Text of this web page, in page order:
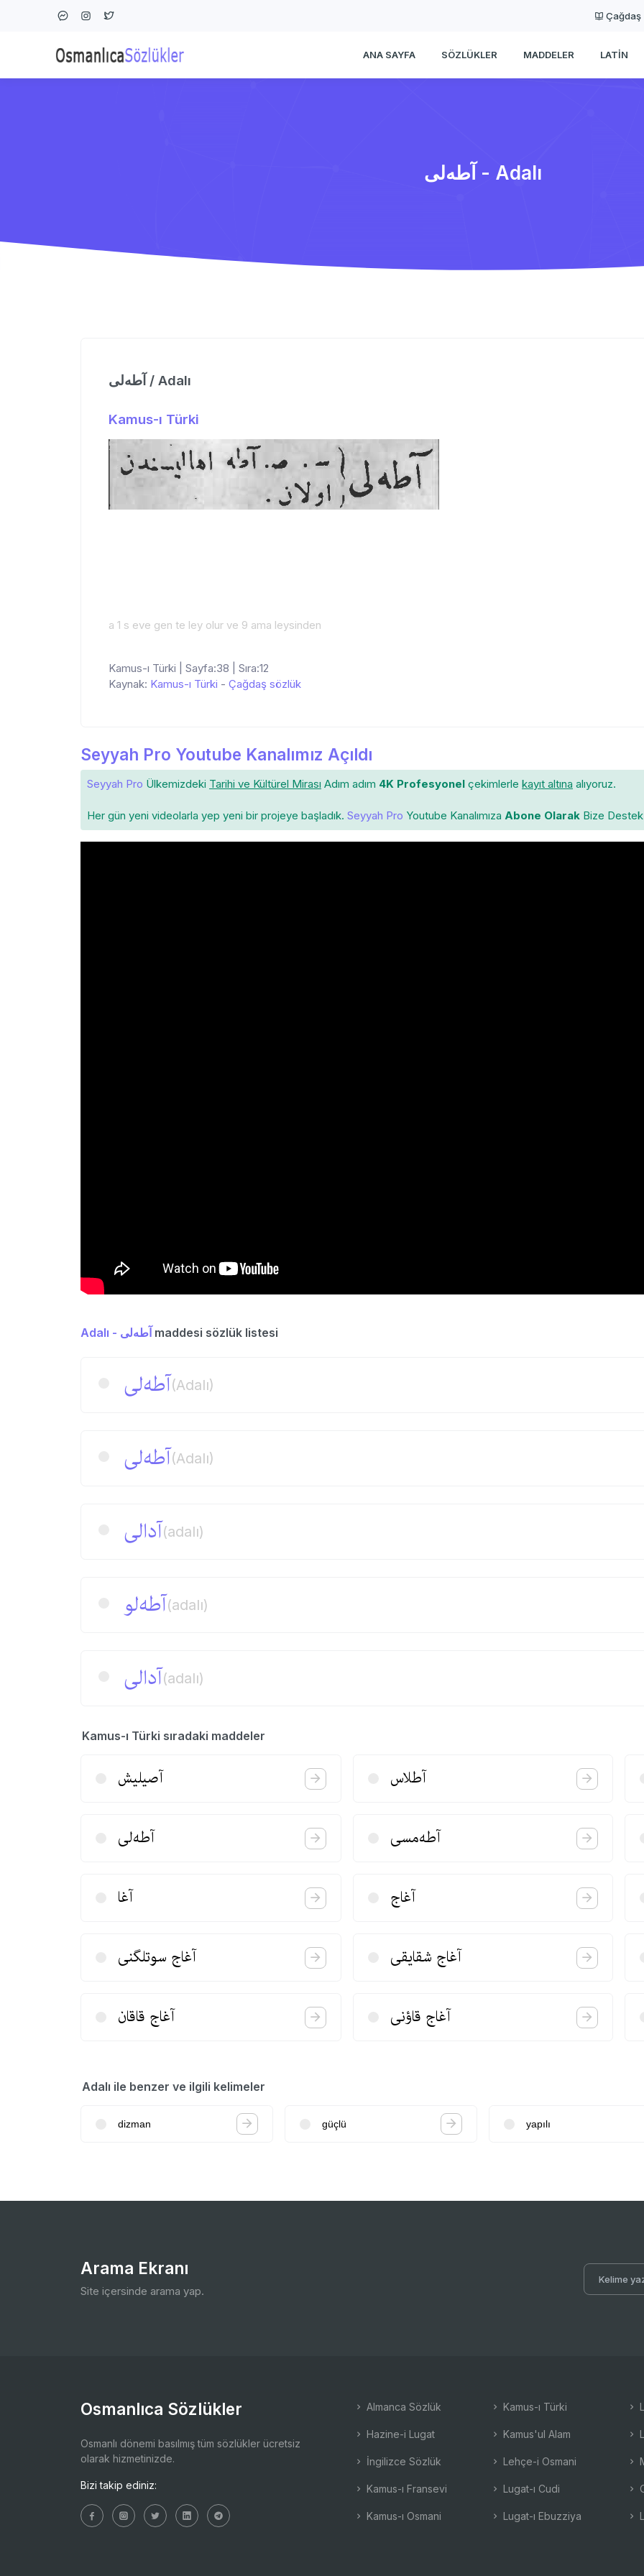
Çağdaş
ANA SAYFA SÖZLÜKLER MADDELER LATIN
آطه‌لی - Adalı
آطه‌لی / Adalı
Kamus-ı Türki
a 1 s eve gen te ley olur ve 9 ama leysinden
Kamus-ı Türki | Sayfa:38 | Sıra:12
Kaynak: Kamus-ı Türki - Çağdaş sözlük
Seyyah Pro Youtube Kanalımız Açıldı
Seyyah Pro Ülkemizdeki Tarihi ve Kültürel Mirası Adım adım 4K Profesyonel çekimlerle kayıt altına alıyoruz.
Her gün yeni videolarla yep yeni bir projeye başladık. Seyyah Pro Youtube Kanalımıza Abone Olarak Bize Destek
Adalı - آطه‌لی maddesi sözlük listesi
آطه‌لی(Adalı)
آطه‌لی(Adalı)
آدالی(adalı)
آطه‌لو(adalı)
آدالی(adalı)
Kamus-ı Türki sıradaki maddeler
آصیلیش آطلاس
آطه‌لی آطه‌مسی
آغا آغاج
آغاج سوتلگنی آغاج شقایقی
آغاج قاقان آغاج قاؤنی
Adalı ile benzer ve ilgili kelimeler
dizman güçlü yapılı
Arama Ekranı
Site içersinde arama yap.
Osmanlıca Sözlükler
Osmanlı dönemi basılmış tüm sözlükler ücretsiz
olarak hizmetinizde.
Bizi takip ediniz:
Almanca Sözlük
Hazine-i Lugat
İngilizce Sözlük
Kamus-ı Fransevi
Kamus-ı Osmani
Kamus-ı Türki
Kamus'ul Alam
Lehçe-i Osmani
Lugat-ı Cudi
Lugat-ı Ebuzziya